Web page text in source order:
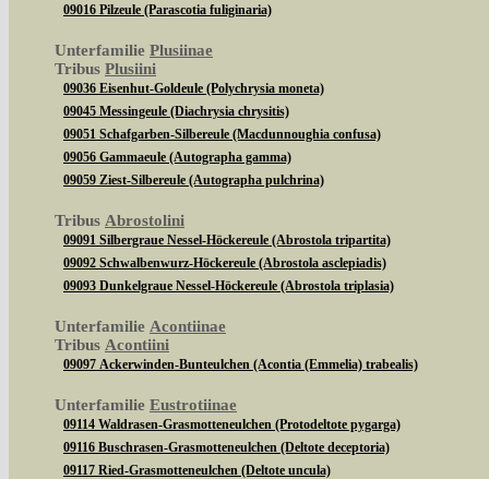
09016 Pilzeule (Parascotia fuliginaria)
Unterfamilie Plusiinae
Tribus Plusiini
09036 Eisenhut-Goldeule (Polychrysia moneta)
09045 Messingeule (Diachrysia chrysitis)
09051 Schafgarben-Silbereule (Macdunnoughia confusa)
09056 Gammaeule (Autographa gamma)
09059 Ziest-Silbereule (Autographa pulchrina)
Tribus Abrostolini
09091 Silbergraue Nessel-Höckereule (Abrostola tripartita)
09092 Schwalbenwurz-Höckereule (Abrostola asclepiadis)
09093 Dunkelgraue Nessel-Höckereule (Abrostola triplasia)
Unterfamilie Acontiinae
Tribus Acontiini
09097 Ackerwinden-Bunteulchen (Acontia (Emmelia) trabealis)
Unterfamilie Eustrotiinae
09114 Waldrasen-Grasmotteneulchen (Protodeltote pygarga)
09116 Buschrasen-Grasmotteneulchen (Deltote deceptoria)
09117 Ried-Grasmotteneulchen (Deltote uncula)